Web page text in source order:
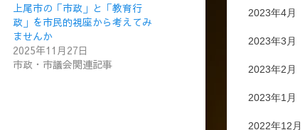
上尾市の「市政」と「教育行
政」を市民的視座から考えてみ
ませんか
2025年11月27日
市政・市議会関連記事
2023年4月
2023年3月
2023年2月
2023年1月
2022年12月